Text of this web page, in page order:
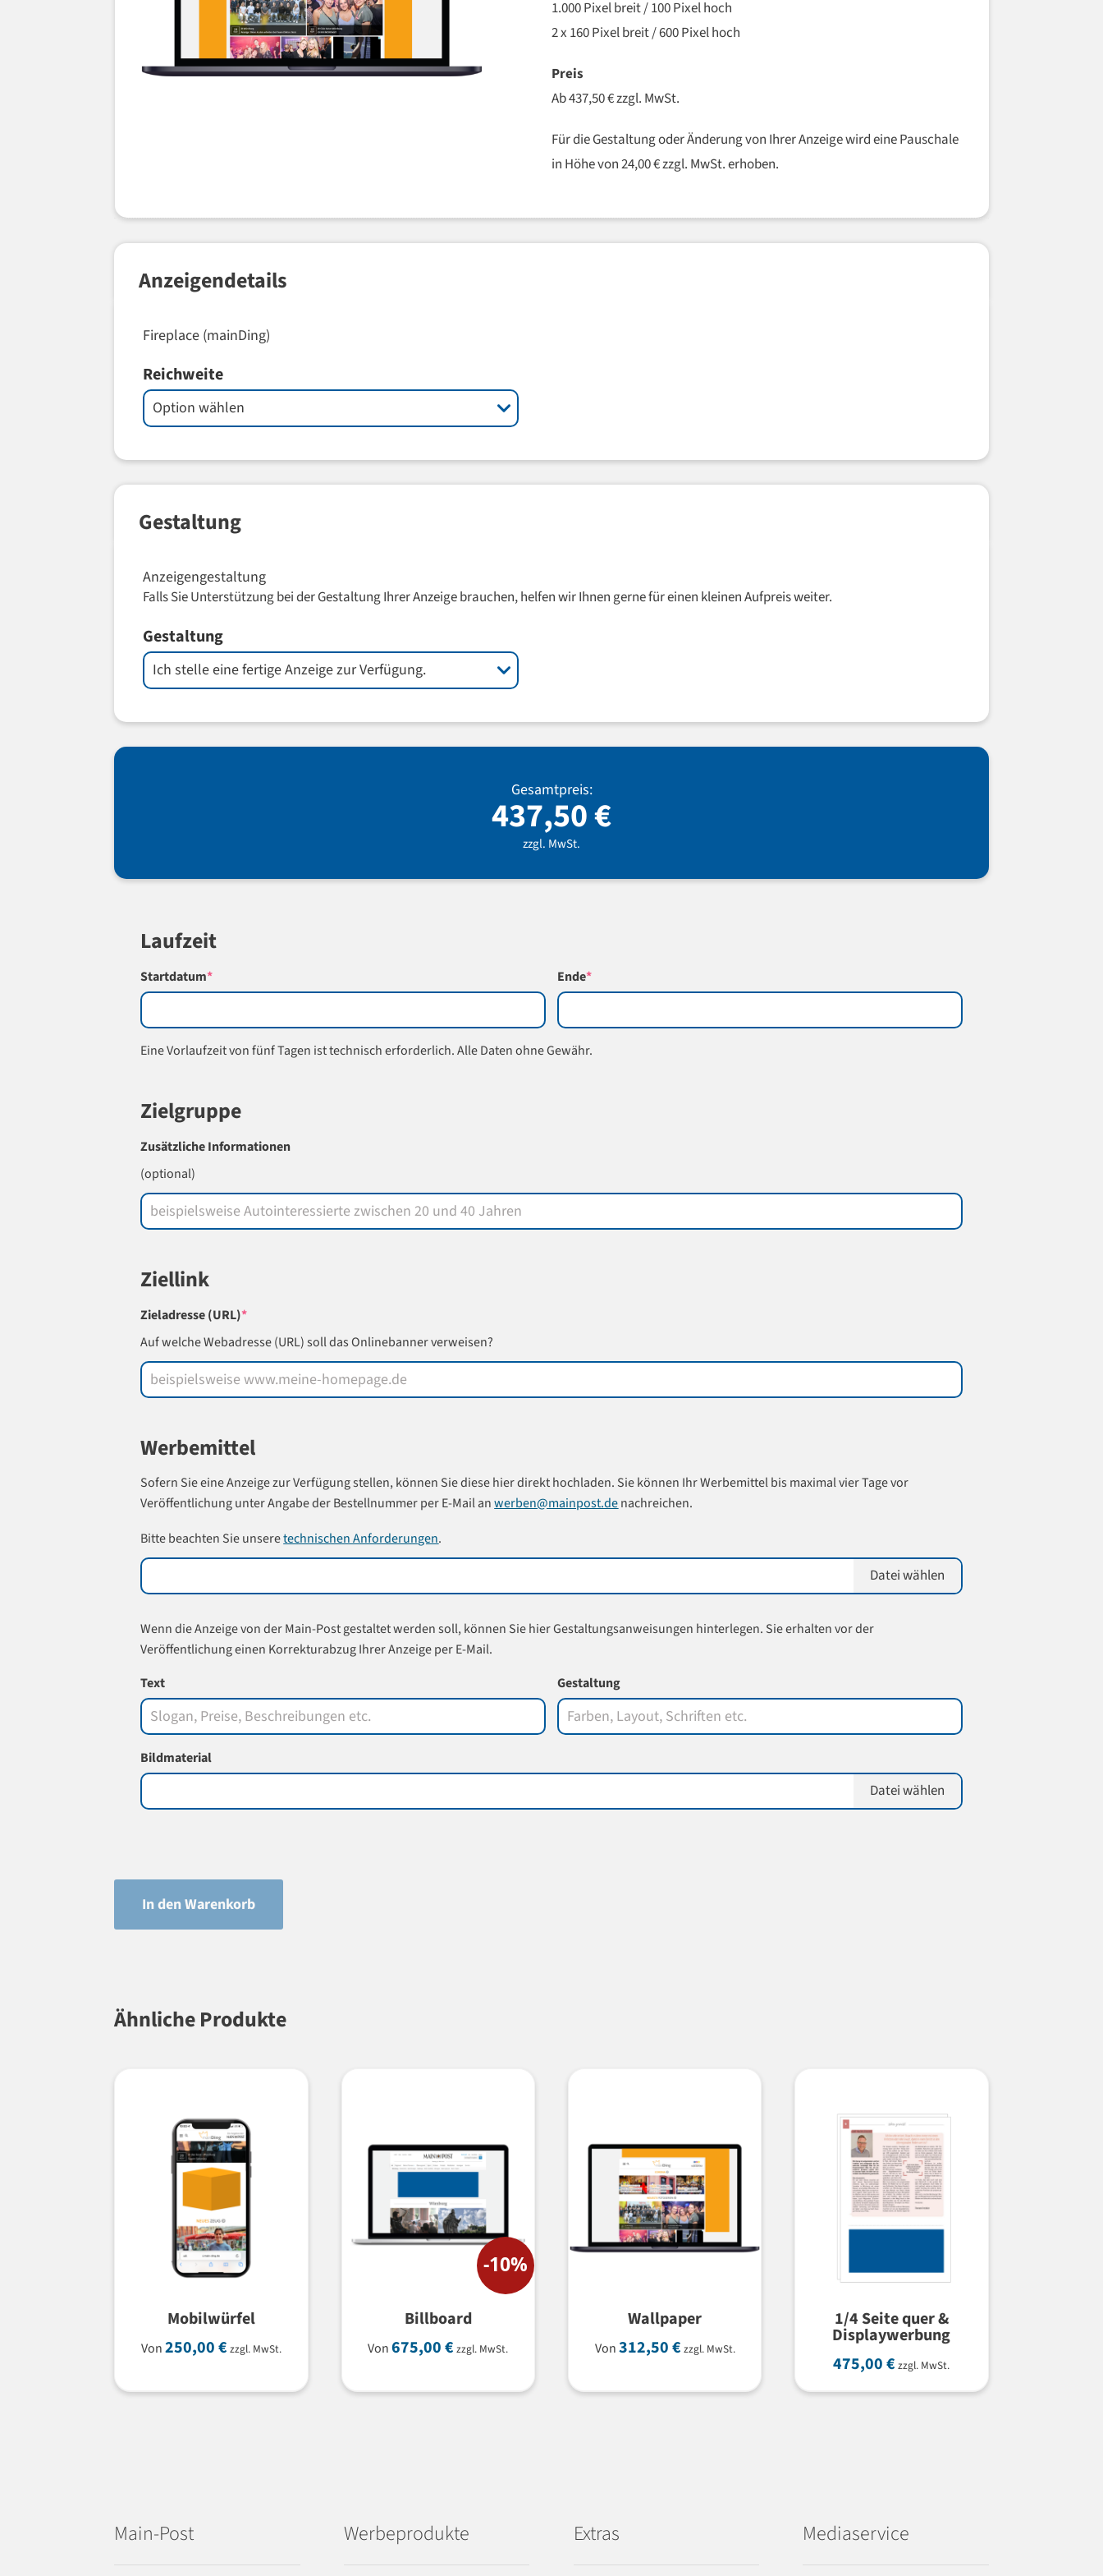
1.000 Pixel breit / 100 Pixel hoch
2 x 160 Pixel breit / 600 Pixel hoch
Preis
Ab 437,50 € zzgl. MwSt.
Für die Gestaltung oder Änderung von Ihrer Anzeige wird eine Pauschale
in Höhe von 24,00 € zzgl. MwSt. erhoben.
Anzeigendetails
Fireplace (mainDing)
Reichweite
Gestaltung
Anzeigengestaltung
Falls Sie Unterstützung bei der Gestaltung Ihrer Anzeige brauchen, helfen wir Ihnen gerne für einen kleinen Aufpreis weiter.
Gestaltung
Gesamtpreis:
437,50€
zzgl. MwSt.
Laufzeit
Startdatum*(required) Ende*(required)
Eine Vorlaufzeit von fünf Tagen ist technisch erforderlich. Alle Daten ohne Gewähr.
Zielgruppe
Zusätzliche Informationen
(optional)
Ziellink
Zieladresse (URL)*(required)
Auf welche Webadresse (URL) soll das Onlinebanner verweisen?
Werbemittel
Sofern Sie eine Anzeige zur Verfügung stellen, können Sie diese hier direkt hochladen. Sie können Ihr Werbemittel bis maximal vier Tage vor
Veröffentlichung unter Angabe der Bestellnummer per E-Mail anwerben@mainpost.denachreichen.
Bitte beachten Sie unseretechnischen Anforderungen.
Datei wählen
Wenn die Anzeige von der Main-Post gestaltet werden soll, können Sie hier Gestaltungsanweisungen hinterlegen. Sie erhalten vor der
Veröffentlichung einen Korrekturabzug Ihrer Anzeige per E-Mail.
Text
Gestaltung
Bildmaterial
Datei wählen
In den Warenkorb
Ähnliche Produkte
Mobilwürfel
Von250,00€ zzgl. MwSt.
-10%
Billboard
Von675,00€ zzgl. MwSt.
Wallpaper
Von312,50€ zzgl. MwSt.
1/4 Seite quer &
Displaywerbung
475,00€ zzgl. MwSt.
Main-Post Werbeprodukte Extras Mediaservice